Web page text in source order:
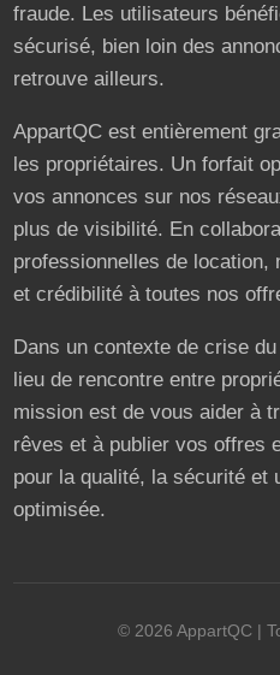
fraude. Les utilisateurs
sécurisé, bien loin des
retrouve ailleurs.
AppartQC est entièrement
les propriétaires. Un forfait
vos annonces sur nos
plus de visibilité. En
professionnelles de location,
et crédibilité à toutes nos
Dans un contexte de crise
lieu de rencontre entre
mission est de vous aider à
rêves et à publier vos offres
pour la qualité, la sécurité et
optimisée.
© 2026 AppartQC |